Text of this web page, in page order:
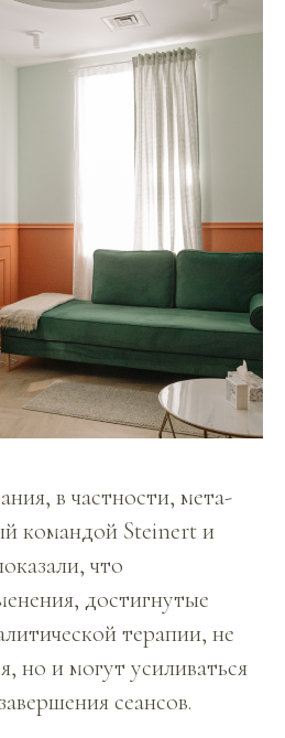
в частности, мета-
командой Steinert и
что
достигнутые
терапии, не
но и могут усиливаться
сеансов.